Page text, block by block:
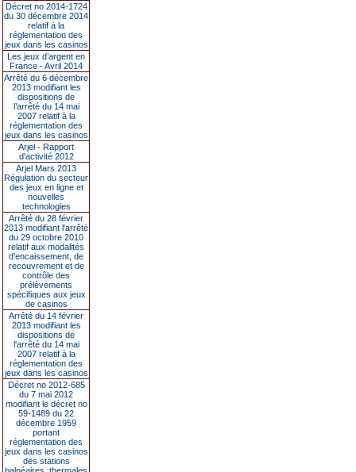
Décret no 2014-1724
du 30 décembre 2014
relatif à la
réglementation des
jeux dans les casinos
Les jeux d’argent en
France - Avril 2014
Arrêté du 6 décembre
2013 modifiant les
dispositions de
l’arrêté du 14 mai
2007 relatif à la
réglementation des
jeux dans les casinos
Arjel - Rapport
d'activité 2012
Arjel Mars 2013
Régulation du secteur
des jeux en ligne et
nouvelles
technologies
Arrêté du 28 février
2013 modifiant l'arrêté
du 29 octobre 2010
relatif aux modalités
d'encaissement, de
recouvrement et de
contrôle des
prélèvements
spécifiques aux jeux
de casinos
Arrêté du 14 février
2013 modifiant les
dispositions de
l'arrêté du 14 mai
2007 relatif à la
réglementation des
jeux dans les casinos
Décret no 2012-685
du 7 mai 2012
modifiant le décret no
59-1489 du 22
décembre 1959
portant
réglementation des
jeux dans les casinos
des stations